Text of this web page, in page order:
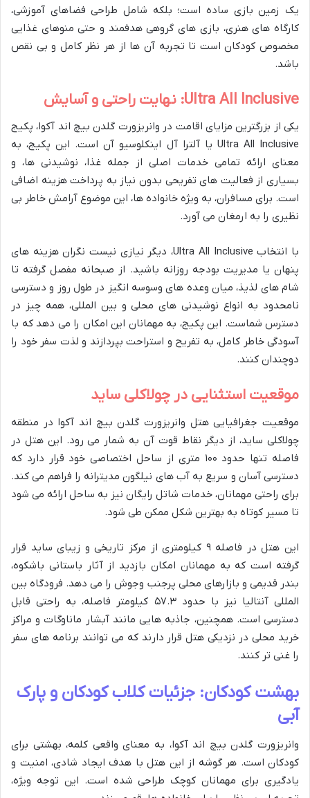
یک زمین بازی ساده است؛ بلکه شامل طراحی فضاهای آموزشی،
کارگاه های هنری، بازی های گروهی هدفمند و حتی منوهای غذایی
مخصوص کودکان است تا تجربه آن ها از هر نظر کامل و بی نقص
باشد.
Ultra All Inclusive: نهایت راحتی و آسایش
یکی از بزرگترین مزایای اقامت در وانریزورت گلدن بیچ اند آکوا، پکیج
Ultra All Inclusive یا آلترا آل اینکلوسیو آن است. این پکیج، به
معنای ارائه تمامی خدمات اصلی از جمله غذا، نوشیدنی ها، و
بسیاری از فعالیت های تفریحی بدون نیاز به پرداخت هزینه اضافی
است. برای مسافران، به ویژه خانواده ها، این موضوع آرامش خاطر بی
نظیری را به ارمغان می آورد.
با انتخاب Ultra All Inclusive، دیگر نیازی نیست نگران هزینه های
پنهان یا مدیریت بودجه روزانه باشید. از صبحانه مفصل گرفته تا
شام های لذیذ، میان وعده های وسوسه انگیز در طول روز و دسترسی
نامحدود به انواع نوشیدنی های محلی و بین المللی، همه چیز در
دسترس شماست. این پکیج، به مهمانان این امکان را می دهد که با
آسودگی خاطر کامل، به تفریح و استراحت بپردازند و لذت سفر خود را
دوچندان کنند.
موقعیت استثنایی در چولاکلی ساید
موقعیت جغرافیایی هتل وانریزورت گلدن بیچ اند آکوا در منطقه
چولاکلی ساید، از دیگر نقاط قوت آن به شمار می رود. این هتل در
فاصله تنها حدود ۱۰۰ متری از ساحل اختصاصی خود قرار دارد که
دسترسی آسان و سریع به آب های نیلگون مدیترانه را فراهم می کند.
برای راحتی مهمانان، خدمات شاتل رایگان نیز به ساحل ارائه می شود
تا مسیر کوتاه به بهترین شکل ممکن طی شود.
این هتل در فاصله ۹ کیلومتری از مرکز تاریخی و زیبای ساید قرار
گرفته است که به مهمانان امکان بازدید از آثار باستانی باشکوه،
بندر قدیمی و بازارهای محلی پرجنب وجوش را می دهد. فرودگاه بین
المللی آنتالیا نیز با حدود ۵۷.۳ کیلومتر فاصله، به راحتی قابل
دسترسی است. همچنین، جاذبه هایی مانند آبشار ماناوگات و مراکز
خرید محلی در نزدیکی هتل قرار دارند که می توانند برنامه های سفر
را غنی تر کنند.
بهشت کودکان: جزئیات کلاب کودکان و پارک
آبی
وانریزورت گلدن بیچ اند آکوا، به معنای واقعی کلمه، بهشتی برای
کودکان است. هر گوشه از این هتل با هدف ایجاد شادی، امنیت و
یادگیری برای مهمانان کوچک طراحی شده است. این توجه ویژه،